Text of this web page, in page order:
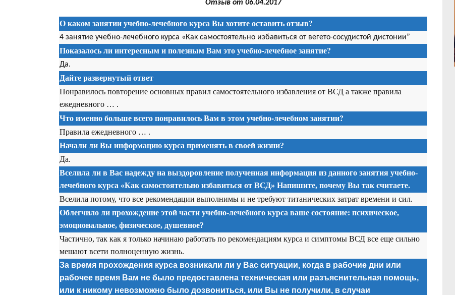
Отзыв от 06.04.2017
О каком занятии учебно-лечебного курса Вы хотите оставить отзыв?
4 занятие учебно-лечебного курса «Как самостоятельно избавиться от вегето-сосудистой дистонии”
Показалось ли интересным и полезным Вам это учебно-лечебное занятие?
Да.
Дайте развернутый ответ
Понравилось повторение основных правил самостоятельного избавления от ВСД а также правила
ежедневного … .
Что именно больше всего понравилось Вам в этом учебно-лечебном занятии?
Правила ежедневного … .
Начали ли Вы информацию курса применять в своей жизни?
Да.
Вселила ли в Вас надежду на выздоровление полученная информация из данного занятия учебно-
лечебного курса «Как самостоятельно избавиться от ВСД» Напишите, почему Вы так считаете.
Вселила потому, что все рекомендации выполнимы и не требуют титанических затрат времени и сил.
Облегчило ли прохождение этой части учебно-лечебного курса ваше состояние: психическое,
эмоциональное, физическое, душевное?
Частично, так как я только начинаю работать по рекомендациям курса и симптомы ВСД все еще сильно
мешают всети полноценную жизнь.
За время прохождения курса возникали ли у Вас ситуации, когда в рабочие дни или
рабочее время Вам не было предоставлена техническая или разъяснительная помощь,
или к никому невозможно было дозвониться, или Вы не получили, в случаи